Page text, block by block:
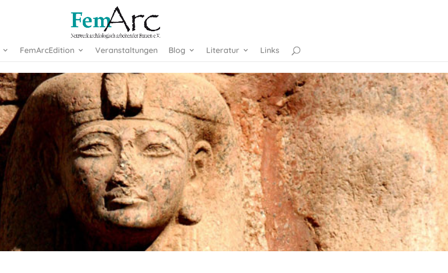
FemArcEdition Veranstaltungen Blog Literatur Links